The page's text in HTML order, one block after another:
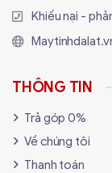
Khiếu nại -
THÔNG TIN
Trả góp 0%
Về chúng tôi
Thanh toán